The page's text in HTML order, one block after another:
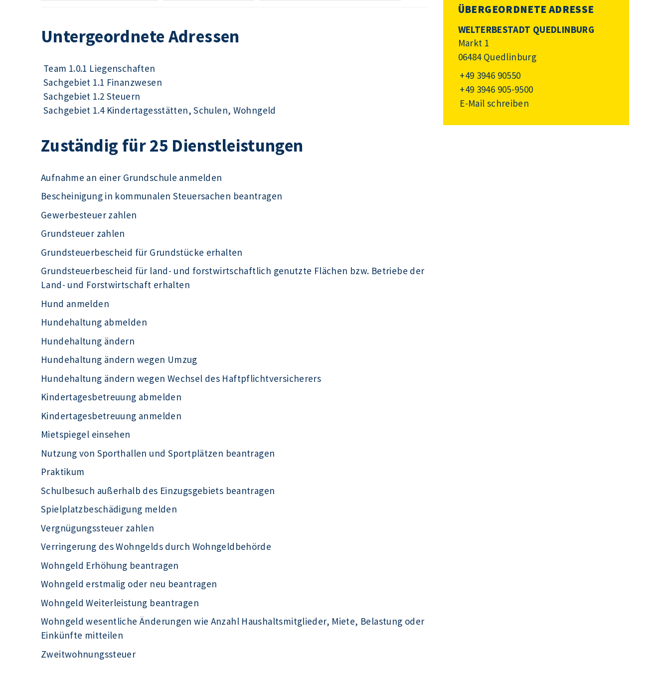
Untergeordnete Adressen
Team 1.0.1 Liegenschaften
Sachgebiet 1.1 Finanzwesen
Sachgebiet 1.2 Steuern
Sachgebiet 1.4 Kindertagesstätten, Schulen, Wohngeld
Zuständig für 25 Dienstleistungen
Aufnahme an einer Grundschule anmelden
Bescheinigung in kommunalen Steuersachen beantragen
Gewerbesteuer zahlen
Grundsteuer zahlen
Grundsteuerbescheid für Grundstücke erhalten
Grundsteuerbescheid für land- und forstwirtschaftlich genutzte Flächen bzw. Betriebe der
Land- und Forstwirtschaft erhalten
Hund anmelden
Hundehaltung abmelden
Hundehaltung ändern
Hundehaltung ändern wegen Umzug
Hundehaltung ändern wegen Wechsel des Haftpflichtversicherers
Kindertagesbetreuung abmelden
Kindertagesbetreuung anmelden
Mietspiegel einsehen
Nutzung von Sporthallen und Sportplätzen beantragen
Praktikum
Schulbesuch außerhalb des Einzugsgebiets beantragen
Spielplatzbeschädigung melden
Vergnügungssteuer zahlen
Verringerung des Wohngelds durch Wohngeldbehörde
Wohngeld Erhöhung beantragen
Wohngeld erstmalig oder neu beantragen
Wohngeld Weiterleistung beantragen
Wohngeld wesentliche Änderungen wie Anzahl Haushaltsmitglieder, Miete, Belastung oder
Einkünfte mitteilen
Zweitwohnungssteuer
ÜBERGEORDNETE ADRESSE
WELTERBESTADT QUEDLINBURG
Markt 1
06484 Quedlinburg
+49 3946 90550
+49 3946 905-9500
E-Mail schreiben